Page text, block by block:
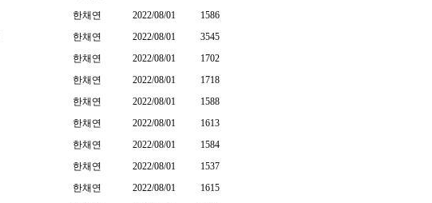
한채연 2022/08/01
1586
한채연 2022/08/01
3545
한채연 2022/08/01
1702
한채연 2022/08/01
1718
한채연 2022/08/01
1588
한채연 2022/08/01
1613
한채연 2022/08/01
1584
한채연 2022/08/01
1537
한채연 2022/08/01
1615